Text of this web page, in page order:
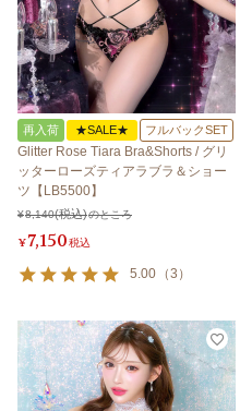
再入荷 ★SALE★ フルバックSET
Glitter Rose Tiara Bra&Shorts / グリ
ッターローズティアラブラ＆ショー
ツ【LB5500】
¥8,140 のところ
¥7,150税込
5.00 （3 ）